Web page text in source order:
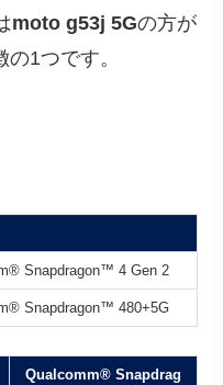
moto g53j 5Gの方が
1つです。
Snapdragon™ 4 Gen 2
Snapdragon™ 480+5G
Qualcomm® Snapdrag